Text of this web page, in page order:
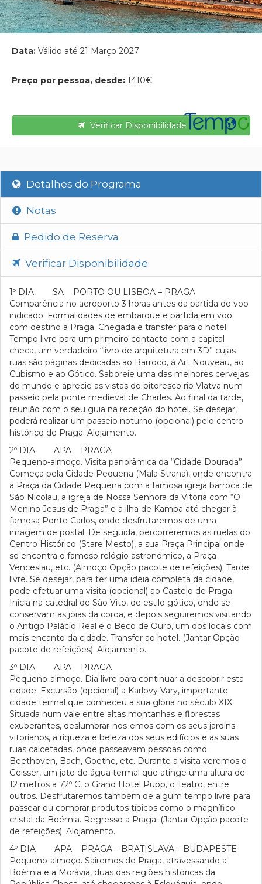
Data: Válido até 21 Março 2027
Preço por pessoa, desde: 1410€
Verificar Disponibilidade
Detalhes do Programa
Notas
Pedido de Reserva
Verificar Disponibilidade
1º DIA SA PORTO OU LISBOA – PRAGA
Comparência no aeroporto 3 horas antes da partida do voo
indicado. Formalidades de embarque e partida em voo
com destino a Praga. Chegada e transfer para o hotel.
Tempo livre para um primeiro contacto com a capital
checa, um verdadeiro “livro de arquitetura em 3D” cujas
ruas são páginas dedicadas ao Barroco, à Art Nouveau, ao
Cubismo e ao Gótico. Saboreie uma das melhores cervejas
do mundo e aprecie as vistas do pitoresco rio Vlatva num
passeio pela ponte medieval de Charles. Ao final da tarde,
reunião com o seu guia na receção do hotel. Se desejar,
poderá realizar um passeio noturno (opcional) pelo centro
histórico de Praga. Alojamento.
2º DIA APA PRAGA
Pequeno-almoço. Visita panorâmica da “Cidade Dourada”.
Começa pela Cidade Pequena (Mala Strana), onde encontra
a Praça da Cidade Pequena com a famosa igreja barroca de
São Nicolau, a igreja de Nossa Senhora da Vitória com “O
Menino Jesus de Praga” e a ilha de Kampa até chegar à
famosa Ponte Carlos, onde desfrutaremos de uma
imagem de postal. De seguida, percorreremos as ruelas do
Centro Histórico (Stare Mesto), a sua Praça Principal onde
se encontra o famoso relógio astronómico, a Praça
Venceslau, etc. (Almoço Opção pacote de refeições). Tarde
livre. Se desejar, para ter uma ideia completa da cidade,
pode efetuar uma visita (opcional) ao Castelo de Praga.
Inicia na catedral de São Vito, de estilo gótico, onde se
conservam as jóias da coroa, e depois seguiremos visitando
o Antigo Palácio Real e o Beco de Ouro, um dos locais com
mais encanto da cidade. Transfer ao hotel. (Jantar Opção
pacote de refeições). Alojamento.
3º DIA APA PRAGA
Pequeno-almoço. Dia livre para continuar a descobrir esta
cidade. Excursão (opcional) a Karlovy Vary, importante
cidade termal que conheceu a sua glória no século XIX.
Situada num vale entre altas montanhas e florestas
exuberantes, deslumbrar-nos-emos com os seus jardins
vitorianos, a riqueza e beleza dos seus edifícios e as suas
ruas calcetadas, onde passeavam pessoas como
Beethoven, Bach, Goethe, etc. Durante a visita veremos o
Geisser, um jato de água termal que atinge uma altura de
12 metros a 72º C, o Grand Hotel Pupp, o Teatro, entre
outros. Desfrutaremos também de algum tempo livre para
passear ou comprar produtos típicos como o magnífico
cristal da Boémia. Regresso a Praga. (Jantar Opção pacote
de refeições). Alojamento.
4º DIA APA PRAGA – BRATISLAVA – BUDAPESTE
Pequeno-almoço. Sairemos de Praga, atravessando a
Boémia e a Morávia, duas das regiões históricas da